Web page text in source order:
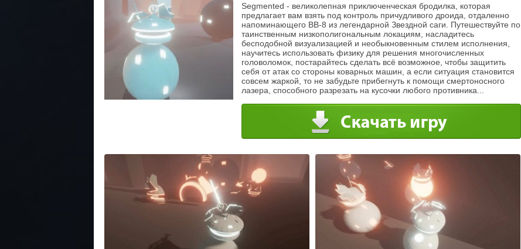
Segmented - великолепная приключенческая бродилка, которая
предлагает вам взять под контроль причудливого дроида, отдаленно
напоминающего BB-8 из легендарной Звездной саги. Путешествуйте по
таинственным низкополигональным локациям, насладитесь
бесподобной визуализацией и необыкновенным стилем исполнения,
научитесь использовать физику для решения многочисленных
головоломок, постарайтесь сделать всё возможное, чтобы защитить
себя от атак со стороны коварных машин, а если ситуация становится
совсем жаркой, то не забудьте прибегнуть к помощи смертоносного
лазера, способного разрезать на кусочки любого противника...